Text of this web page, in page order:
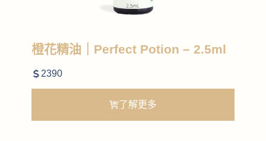
橙花精油｜Perfect Potion – 2.5ml
2390
了解更多